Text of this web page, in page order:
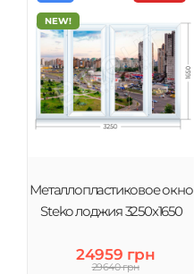
NEW!
Металлопластиковое окно
Steko лоджия 3250х1650
24959 грн
29640 грн